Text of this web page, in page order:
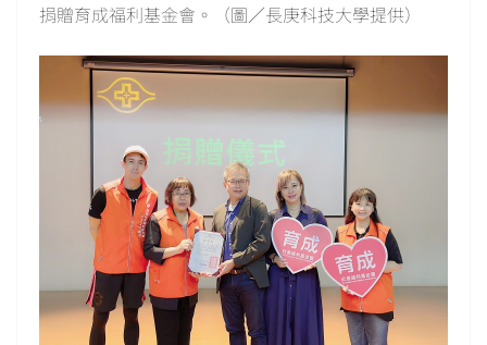
捐贈育成福利基金會。（圖／長庚科技大學提供）